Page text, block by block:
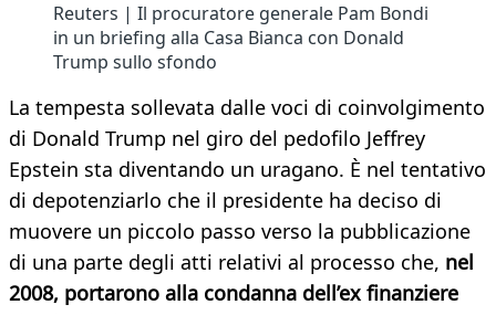
Reuters | Il procuratore generale Pam Bondi
in un briefing alla Casa Bianca con Donald
Trump sullo sfondo
La tempesta sollevata dalle voci di coinvolgimento
di Donald Trump nel giro del pedofilo Jeffrey
Epstein sta diventando un uragano. È nel tentativo
di depotenziarlo che il presidente ha deciso di
muovere un piccolo passo verso la pubblicazione
di una parte degli atti relativi al processo che, nel
2008, portarono alla condanna dell’ex finanziere